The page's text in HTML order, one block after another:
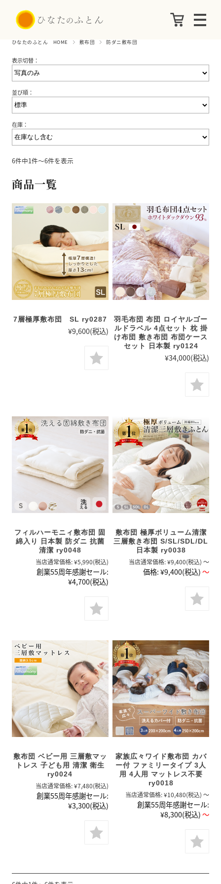
ひなたのふとん HOME 敷布団 防ダニ敷布団
表示切替：
並び順：
在庫：
6件中1件～6件を表示
商品一覧
7層極厚敷布団 SL ry0287
¥9,600(税込)
羽毛布団 布団 ロイヤルゴー
ルドラベル 4点セット 枕 掛
け布団 敷き布団 布団ケース
セット 日本製 ry0124
¥34,000(税込)
フィルハーモニィ敷布団 固
綿入り 日本製 防ダニ 抗菌
清潔 ry0048
当店通常価格:¥5,990(税込)
創業55周年感謝セール:
¥4,700(税込)
敷布団 極厚ボリューム清潔
三層敷き布団 S/SL/SDL/DL
日本製 ry0038
当店通常価格:¥9,400(税込) ～
価格:¥9,400(税込)～
敷布団 ベビー用 三層敷マッ
トレス 子ども用 清潔 衛生
ry0024
当店通常価格:¥7,480(税込)
創業55周年感謝セール:
¥3,300(税込)
家族広々ワイド敷布団 カバ
ー付 ファミリータイプ 3人
用 4人用 マットレス不要
ry0018
当店通常価格:¥10,480(税込) ～
創業55周年感謝セール:
¥8,300(税込)～